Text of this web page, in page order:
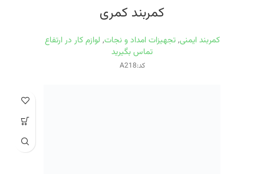
کمربند کمری
کمربند ایمنی, تجهیزات امداد و نجات, لوازم کار در ارتفاع
تماس بگیرید
کد:A218